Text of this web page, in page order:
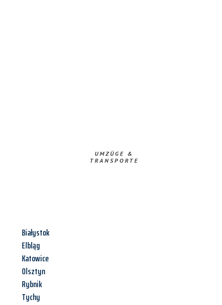
UMZÜGE &
TRANSPORTE
Białystok
Elbląg
Katowice
Olsztyn
Rybnik
Tychy